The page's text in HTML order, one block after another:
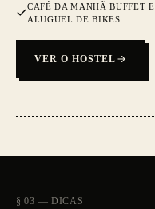
CAFÉ DA MANHÃ BUFFET E
ALUGUEL DE BIKES
VER O HOSTEL
§ 03 — DICAS